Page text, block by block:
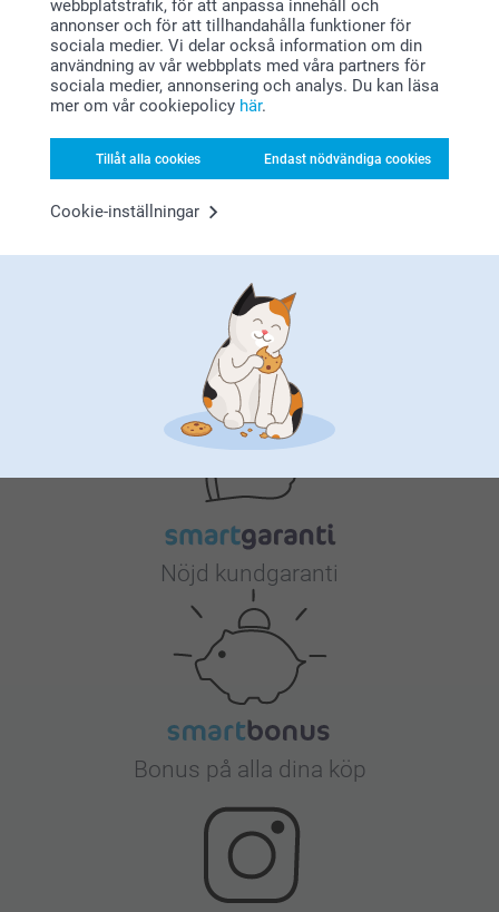
webbplatstrafik, för att anpassa innehåll och
annonser och för att tillhandahålla funktioner för
sociala medier. Vi delar också information om din
användning av vår webbplats med våra partners för
sociala medier, annonsering och analys. Du kan läsa
mer om vår cookiepolicy här.
Tillåt alla cookies Endast nödvändiga cookies
Cookie-inställningar
babykit. Visst är det härligt att kunna ge bort en
sådan med en personlig design på :) Tack för att du
valt att beställa hos oss.
Varma hälsningar
Miia på Smartphoto
namnlappar - Set med
namnlappar till förskolan
319,00
Mer än 10 varianter
Från 249,00
(1 omdömen)
(9 omdömen)
smartphoto
Nöjd kundgaranti
Bonus på alla dina köp